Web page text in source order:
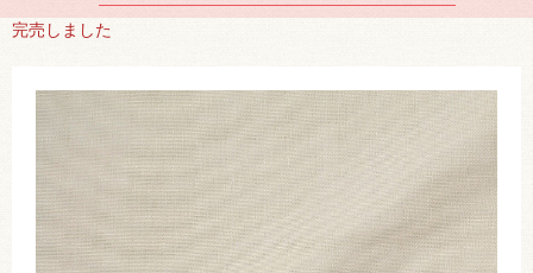
完売しました